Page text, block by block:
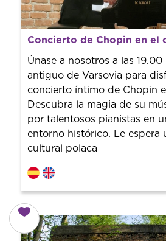
Desde 24 €
por persona.
¡Reserva con nosotros!
guías de la ciudad para tener el
Concierto de Chopin en el
Únase a nosotros a las
antiguo de Varsovia para
concierto íntimo de Chopin
Descubra la magia de su
por talentosos pianistas en
entorno histórico. Le espera
cultural polaca